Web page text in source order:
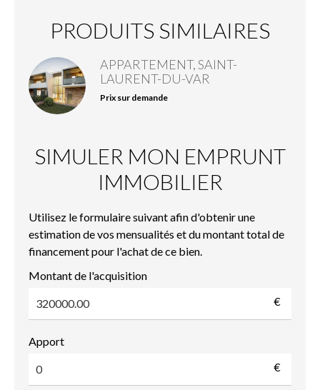
PRODUITS SIMILAIRES
APPARTEMENT, SAINT-
LAURENT-DU-VAR
Prix sur demande
SIMULER MON EMPRUNT
IMMOBILIER
Utilisez le formulaire suivant afin d'obtenir une
estimation de vos mensualités et du montant total de
financement pour l'achat de ce bien.
Montant de l'acquisition
€
Apport
€